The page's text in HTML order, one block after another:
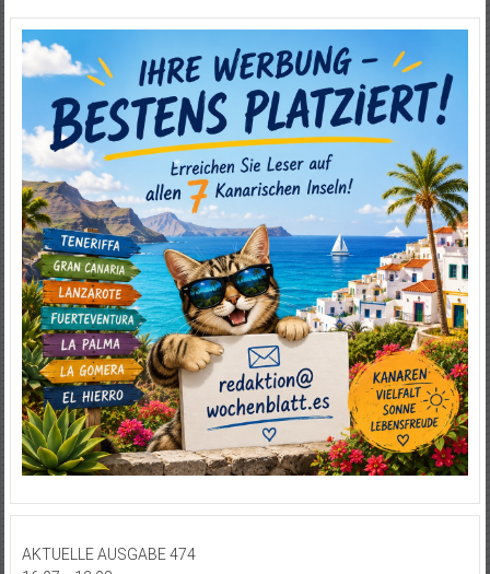
AKTUELLE AUSGABE 474